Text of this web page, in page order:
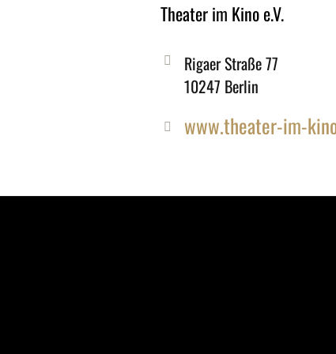
Theater im Kino e.V.
Rigaer Straße 77
10247 Berlin
www.theater-im-